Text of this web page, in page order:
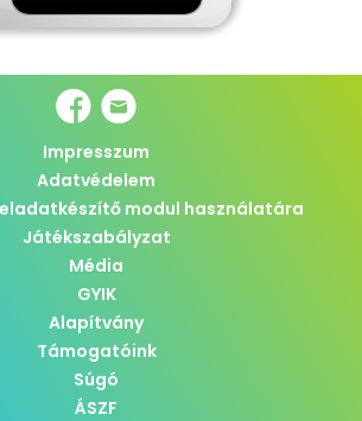
Impresszum
Adatvédelem
modul használatára
Játékszabályzat
Média
GYIK
Alapítvány
Támogatóink
Súgó
ÁSZF